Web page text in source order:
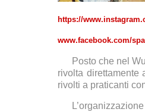
https://
www.facebook.com/
Posto che nel
rivolta direttamente
rivolti a praticanti